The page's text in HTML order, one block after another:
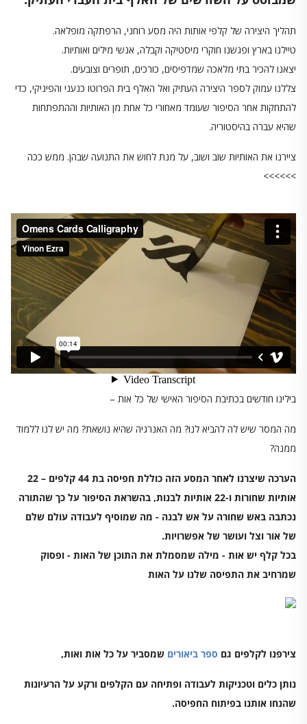
תהליך היצירה של קלפי אותות היה מסע רוחני, הרפתקה מופלאה.
טיילנו בארץ ופגשנו חוקרי מיסטיקה וקבלה, אנשי מילים ואותיות.
יצאנו להכיר בתי מלאכה שמדפיסים, כורכים, תופרים וצובעים.
צללנו עמוק לספר היצירה העתיק ואל האלף בית הפרוטו כנעני והפיניקי, כדי
להתחקות אחר הסיפור שעומד מאחורי כל אחת מן האותיות וההתפתחות
שהיא עברה בהיסטוריה.
ציירנו את האותיות שוב ושוב, על מנת לחוש את התנועה שבהן. ממש ככה
>>>>>>
בילינו חודשים בכתיבת הסיפור האישי של כל אות –
מה המסר שיש לה להביא לנו? מה האנרגיה שהיא נושאת? מה יש לנו ללמוד
ממנה?
הערכה שיצרנו לאחר המסע הזה כוללת חפיסה בת 44 קלפים – 22
אותיות שחורות ו-22 אותיות לבנות,
בהשראת הסיפור על כך שהתורה
נכתבה באש שחורה על אש לבנה - מה שמוסיף לעבודה עולם שלם
של אור וצל ועושר של אפשרויות.
בכל קלף יש אות - מילה שמסמלת את התוכן של האות - ופסוק
שמרחיב את התפיסה שלנו על האות
צירפנו לקלפים גם ספר ביאורים שמסביר על כל אות ואות,
נותן כלים וטכניקות לעבודה ופתיחה עם הקלפים ורקע על הרעיונות
שהנחו אותנו בפיתוח החפיסה.